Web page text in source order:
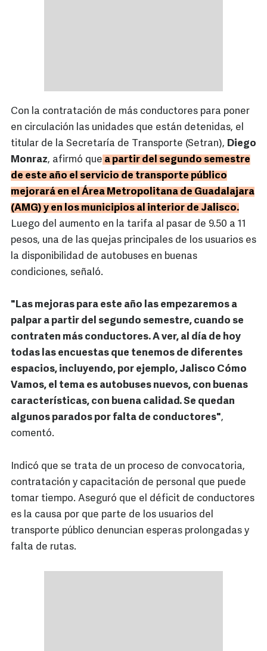
Con la contratación de más conductores para poner
en circulación las unidades que están detenidas, el
titular de la Secretaría de Transporte (Setran), Diego
Monraz, afirmó que a partir del segundo semestre
de este año el servicio de transporte público
mejorará en el Área Metropolitana de Guadalajara
(AMG) y en los municipios al interior de Jalisco.
Luego del aumento en la tarifa al pasar de 9.50 a 11
pesos, una de las quejas principales de los usuarios es
la disponibilidad de autobuses en buenas
condiciones, señaló.
"Las mejoras para este año las empezaremos a
palpar a partir del segundo semestre, cuando se
contraten más conductores. A ver, al día de hoy
todas las encuestas que tenemos de diferentes
espacios, incluyendo, por ejemplo, Jalisco Cómo
Vamos, el tema es autobuses nuevos, con buenas
características, con buena calidad. Se quedan
algunos parados por falta de conductores",
comentó.
Indicó que se trata de un proceso de convocatoria,
contratación y capacitación de personal que puede
tomar tiempo. Aseguró que el déficit de conductores
es la causa por que parte de los usuarios del
transporte público denuncian esperas prolongadas y
falta de rutas.